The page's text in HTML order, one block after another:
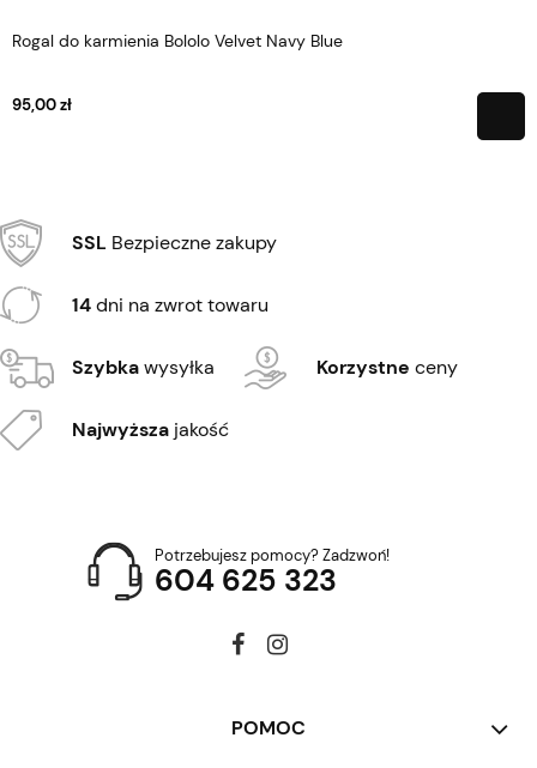
Rogal do karmienia Bololo Velvet Navy Blue
95,00 zł
SSL Bezpieczne zakupy
14dni na zwrot towaru
Szybkawysyłka Korzystne ceny
Najwyższa jakość
Potrzebujesz pomocy? Zadzwoń!
604 625 323
POMOC